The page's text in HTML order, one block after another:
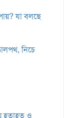
যা বলছে
নিচে
হতাহত ও